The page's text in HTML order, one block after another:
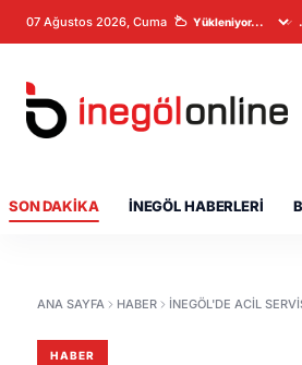
07 Ağustos 2026, Cuma
SON DAKIKA İNEGÖL HABERLERI
ANA SAYFA HABER İNEGÖL'DE ACIL
HABER